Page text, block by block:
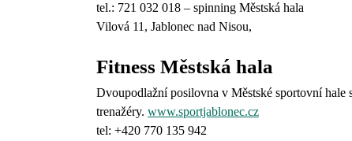
tel.: 721 032 018 – spinning Městská hala
Vilová 11, Jablonec nad Nisou,
Fitness Městská hala
Dvoupodlažní posilovna v Městské sportovní hale
trenažéry. www.sportjablonec.cz
tel: +420 770 135 942